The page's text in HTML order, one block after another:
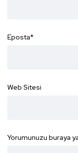
Eposta*
Web Sitesi
Yorumunuzu buraya